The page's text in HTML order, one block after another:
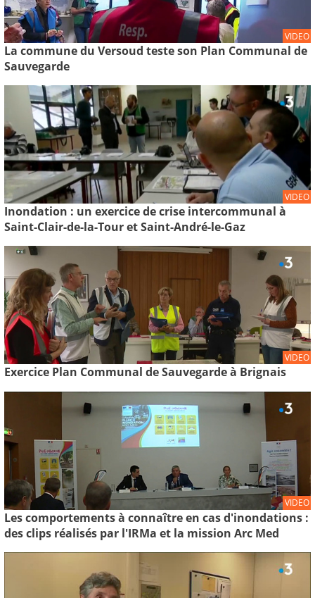
VIDEO
La commune du Versoud teste son Plan Communal de
Sauvegarde
VIDEO
Inondation : un exercice de crise intercommunal à
Saint-Clair-de-la-Tour et Saint-André-le-Gaz
VIDEO
Exercice Plan Communal de Sauvegarde à Brignais
VIDEO
Les comportements à connaître en cas d'inondations :
des clips réalisés par l'IRMa et la mission Arc Med